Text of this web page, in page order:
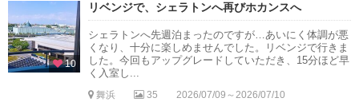
10
リベンジで、シェラトンへ再びホカンスへ
シェラトンへ先週泊まったのですが…あいにく体調が悪
くなり、十分に楽しめませんでした。リベンジで行きま
した。今回もアップグレードしていただき、15分ほど早
く入室し...
舞浜 35
2026/07/09～2026/07/10